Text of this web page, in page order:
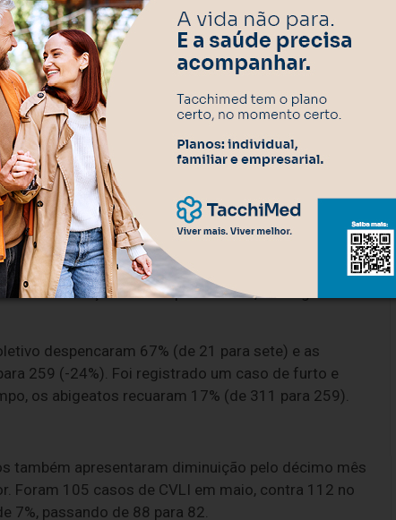
consolidado 2025 como o ano mais seguro da série
como o Atlas da Violência, que aponta o Estado
do Fórum Brasileiro de Segurança Pública, que
Sul. “Ao mesmo tempo, seguimos atentos a
a intensificação das políticas de proteção às
e capacitação dos policiais, o objetivo é manter a
da população”, afirma.
contra 208 ocorrências no mesmo período de
a redução de 30% nos roubos a pedestre,
de retração desse tipo de crime, e o segundo
despencaram 67% (de 21 para sete) e as
259 (-24%). Foi registrado um caso de furto e
os abigeatos recuaram 17% (de 311 para 259).
também apresentaram diminuição pelo décimo mês
Foram 105 casos de CVLI em maio, contra 112 no
7%, passando de 88 para 82.